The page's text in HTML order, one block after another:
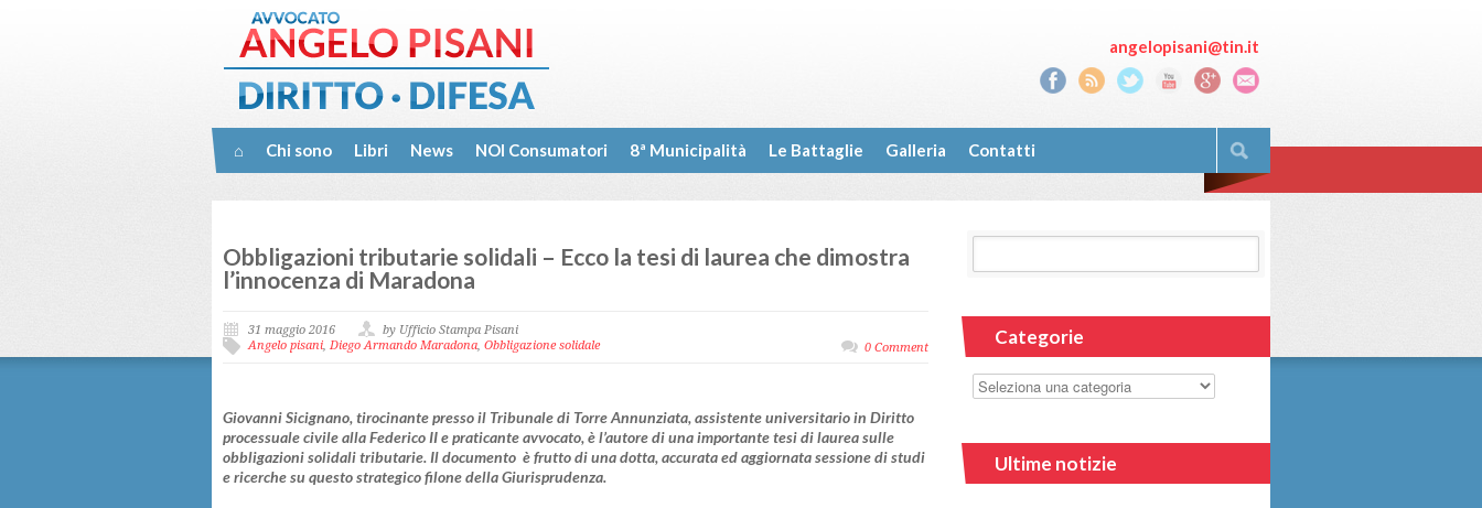
angelopisani@tin.it
⌂ Chi sono Libri News NOI Consumatori 8ª Municipalità Le Battaglie Galleria Contatti
Obbligazioni tributarie solidali – Ecco la tesi di laurea che dimostra
l’innocenza di Maradona
31 maggio 2016
by Ufficio Stampa Pisani
Angelo pisani, Diego Armando Maradona, Obbligazione solidale 0 Comment
Giovanni Sicignano, tirocinante presso il Tribunale di Torre Annunziata, assistente universitario in Diritto
processuale civile alla Federico II e praticante avvocato, è l’autore di una importante tesi di laurea sulle
obbligazioni solidali tributarie. Il documento è frutto di una dotta, accurata ed aggiornata sessione di studi
e ricerche su questo strategico filone della Giurisprudenza.
Categorie
Ultime notizie